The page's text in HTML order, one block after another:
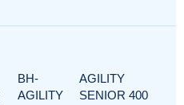
BH-
AGILITY
AGILITY
SENIOR 400